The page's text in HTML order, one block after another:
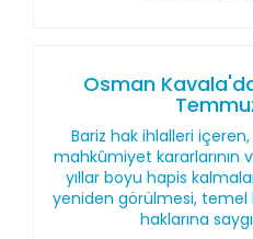
Osman
Bariz hak ihlalleri
mahkûmiyet kararlarının
yıllar boyu hapis
yeniden görülmesi, temel
haklarına